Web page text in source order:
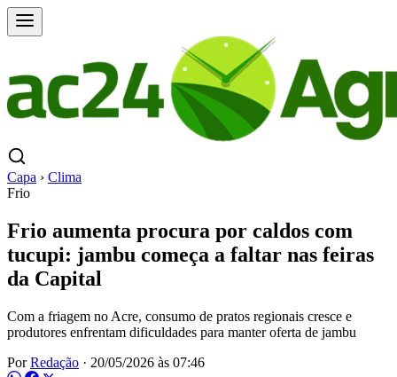
Capa › Clima
Frio
Frio aumenta procura por caldos com
tucupi: jambu começa a faltar nas feiras
da Capital
Com a friagem no Acre, consumo de pratos regionais cresce e
produtores enfrentam dificuldades para manter oferta de jambu
PorRedação · 20/05/2026 às 07:46